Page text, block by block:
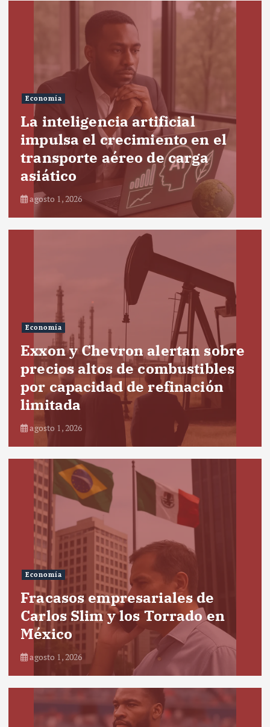
Economía
La inteligencia artificial
impulsa el crecimiento en el
transporte aéreo de carga
asiático
agosto 1, 2026
Economía
Exxon y Chevron alertan sobre
precios altos de combustibles
por capacidad de refinación
limitada
agosto 1, 2026
Economía
Fracasos empresariales de
Carlos Slim y los Torrado en
México
agosto 1, 2026